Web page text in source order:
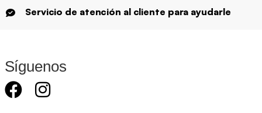
Servicio de atención al cliente para ayudarle
Síguenos